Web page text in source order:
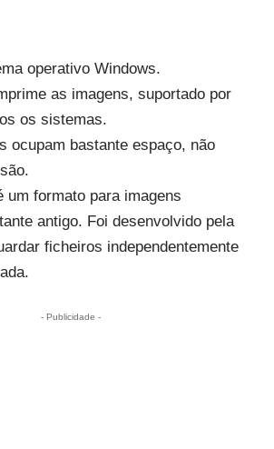
operativo Windows.
as imagens, suportado por
os sistemas.
ocupam bastante espaço, não
um formato para imagens
antigo. Foi desenvolvido pela
ficheiros independentemente
- Publicidade -